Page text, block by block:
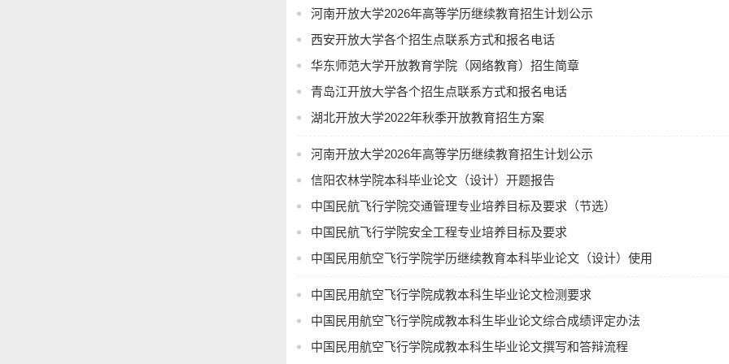
电大及教学点要实事求是发布招生信息，不得发布模糊、虚假信息宣传误导
（二）湖北开放大学将及时更新湖北开放大学网招生专栏，具体地址为：
http://210.42.160.45/ddzsw/。在招生专栏中公示2022年秋季经国家开放大
或其他单位不得开展开放教育招生活动；
（三）国家开放大学统一印制2022年秋季开放教育招生宣传海报，市州电大
的招生宣传海报；
（四）招生工作人员须以教育部、国开总部和湖北开放大学有关招生政策为
明确解释招生工作过程中的相关政策问题，做好招生咨询工作；
宣传材料（纸质材料须提供原件；通过网站发布的宣传材料须汇总网址链接
及发布时间和持续投放时间，形成统一文档，加盖单位公章；手机端材料须
办公室备案。
六、入学资格审核
各市（州）电大及直管教学点按照国家开放大学要求，严格审核新生入学资
河南开放大学2026年高等学历继续教育招生计划公示
西安开放大学各个招生点联系方式和报名电话
华东师范大学开放教育学院（网络教育）招生简章
青岛江开放大学各个招生点联系方式和报名电话
湖北开放大学2022年秋季开放教育招生方案
河南开放大学2026年高等学历继续教育招生计划公示
信阳农林学院本科毕业论文（设计）开题报告
中国民航飞行学院交通管理专业培养目标及要求（节选）
中国民航飞行学院安全工程专业培养目标及要求
中国民用航空飞行学院学历继续教育本科毕业论文（设计）使用
中国民用航空飞行学院成教本科生毕业论文检测要求
中国民用航空飞行学院成教本科生毕业论文综合成绩评定办法
中国民用航空飞行学院成教本科生毕业论文撰写和答辩流程